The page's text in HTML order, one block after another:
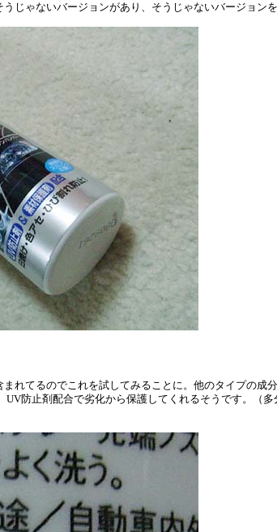
じゃないバージョンがあり、そうじゃないバージョンを
れてるのでこれを試してみることに。他のタイプの成
UV防止剤配合で劣化から保護してくれるそうです。（